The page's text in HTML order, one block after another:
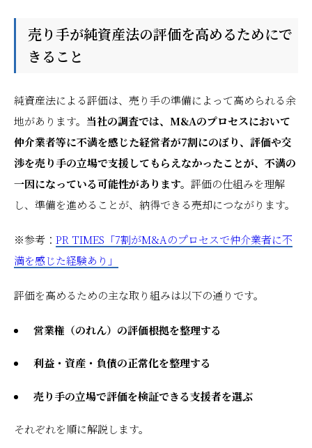
売り手が純資産法の評価を高めるためにで
きること
純資産法による評価は、売り手の準備によって高められる余
地があります。 当社の調査では、M&Aのプロセスにおいて
仲介業者等に不満を感じた経営者が7割にのぼり、評価や交
渉を売り手の立場で支援してもらえなかったことが、不満の
一因になっている可能性があります。 評価の仕組みを理解
し、準備を進めることが、納得できる売却につながります。
※参考： PR TIMES「7割がM&Aのプロセスで仲介業者に不
満を感じた経験あり」
評価を高めるための主な取り組みは以下の通りです。
営業権（のれん）の評価根拠を整理する
利益・資産・負債の正常化を整理する
売り手の立場で評価を検証できる支援者を選ぶ
それぞれを順に解説します。